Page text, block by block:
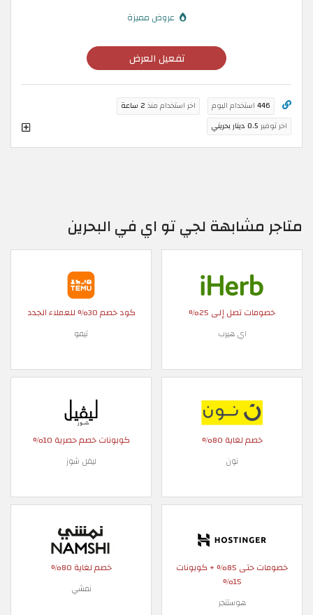
عروض مميزة
تفعيل العرض
446 استخدام اليوم اخر استخدام منذ 2 ساعة
اخر توفير 0.5 دينار بحريني
متاجر مشابهة لجي تو اي في البحرين
خصومات تصل إلى 25%
اي هيرب
كود خصم 30% للعملاء الجدد
تيمو
خصم لغاية 80%
نون
كوبونات خصم حصرية 10%
ليفل شوز
خصومات حتى 85% + كوبونات
15%
هوستنجر
خصم لغاية 80%
نمشي